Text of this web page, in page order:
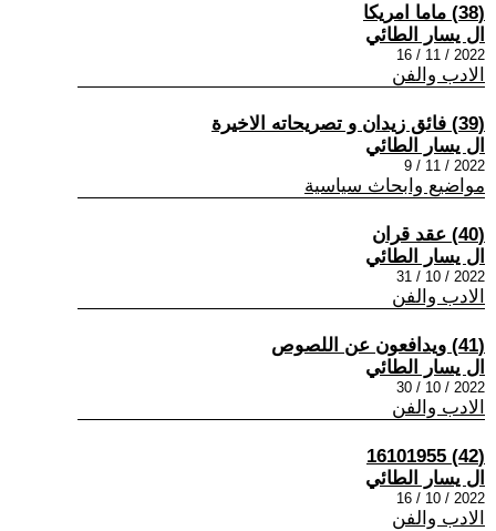
(38) ماما امريكا
ال يسار الطائي
2022 / 11 / 16
الادب والفن
(39) فائق زيدان و تصريحاته الاخيرة
ال يسار الطائي
2022 / 11 / 9
مواضيع وابحاث سياسية
(40) عقد قران
ال يسار الطائي
2022 / 10 / 31
الادب والفن
(41) ويدافعون عن اللصوص
ال يسار الطائي
2022 / 10 / 30
الادب والفن
(42) 16101955
ال يسار الطائي
2022 / 10 / 16
الادب والفن